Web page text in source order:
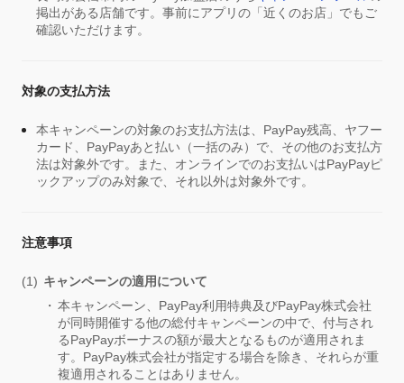
掲出がある店舗です。事前にアプリの「近くのお店」でもご
確認いただけます。
対象の支払方法
本キャンペーンの対象のお支払方法は、PayPay残高、ヤフー
カード、PayPayあと払い（一括のみ）で、その他のお支払方
法は対象外です。また、オンラインでのお支払いはPayPayピ
ックアップのみ対象で、それ以外は対象外です。
注意事項
キャンペーンの適用について
本キャンペーン、PayPay利用特典及びPayPay株式会社
が同時開催する他の総付キャンペーンの中で、付与され
るPayPayボーナスの額が最大となるものが適用されま
す。PayPay株式会社が指定する場合を除き、それらが重
複適用されることはありません。